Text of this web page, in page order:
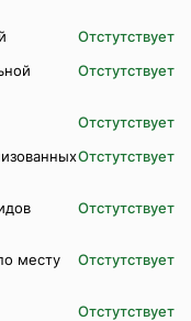
Отстутствует
Отстутствует
Отстутствует
Отстутствует
Отстутствует
месту
Отстутствует
Отстутствует